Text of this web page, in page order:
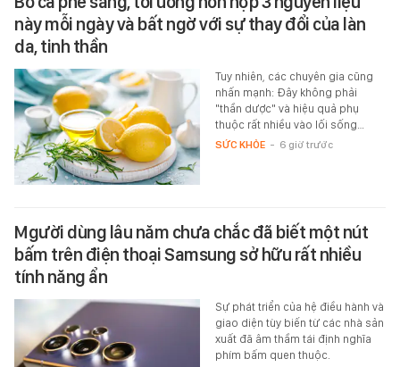
này mỗi ngày và bất ngờ với sự thay đổi của làn
da, tinh thần
Tuy nhiên, các chuyên gia cũng
nhấn mạnh: Đây không phải
"thần dược" và hiệu quả phụ
thuộc rất nhiều vào lối sống…
SỨC KHỎE - 6 giờ trước
Mgười dùng lâu năm chưa chắc đã biết một nút
bấm trên điện thoại Samsung sở hữu rất nhiều
tính năng ẩn
Sự phát triển của hệ điều hành và
giao diện tùy biến từ các nhà sản
xuất đã âm thầm tái định nghĩa
phím bấm quen thuộc.